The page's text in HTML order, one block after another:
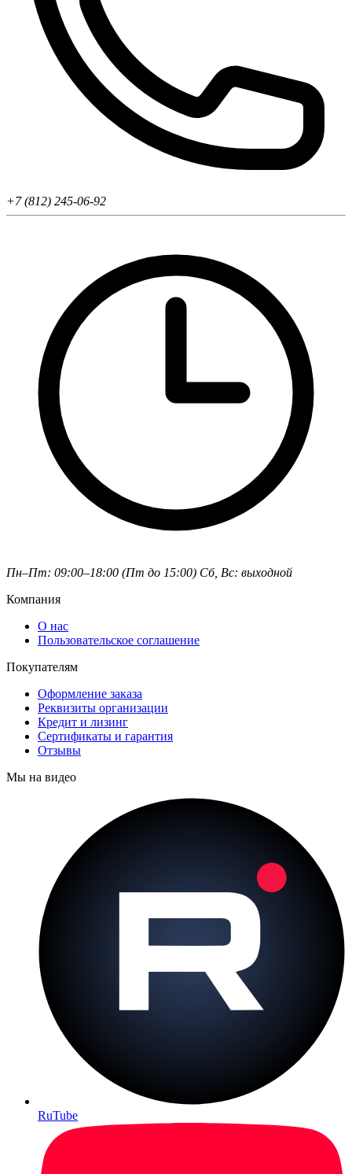
+7 (812) 245-06-92
Пн–Пт: 09:00–18:00 (Пт до 15:00) Сб, Вс: выходной
Компания
О нас
Пользовательское соглашение
Покупателям
Оформление заказа
Реквизиты организации
Кредит и лизинг
Сертификаты и гарантия
Отзывы
Мы на видео
RuTube